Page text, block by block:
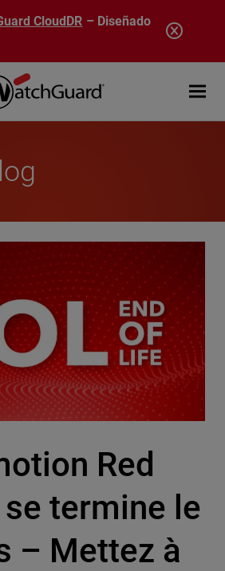
CloudDR – Diseñado
Open
Red
termine le
– Mettez à